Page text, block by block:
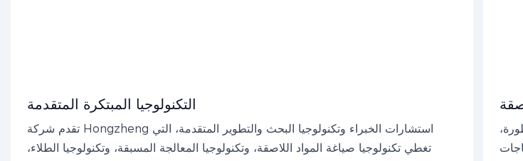
التكنولوجيا المبتكرة المتقدمة
تقدم شركة Hongzheng استشارات الخبراء وتكنولوجيا البحث والتطوير المتقدمة، التي
تغطي تكنولوجيا صياغة المواد اللاصقة، وتكنولوجيا المعالجة المسبقة، وتكنولوجيا الطلاء،